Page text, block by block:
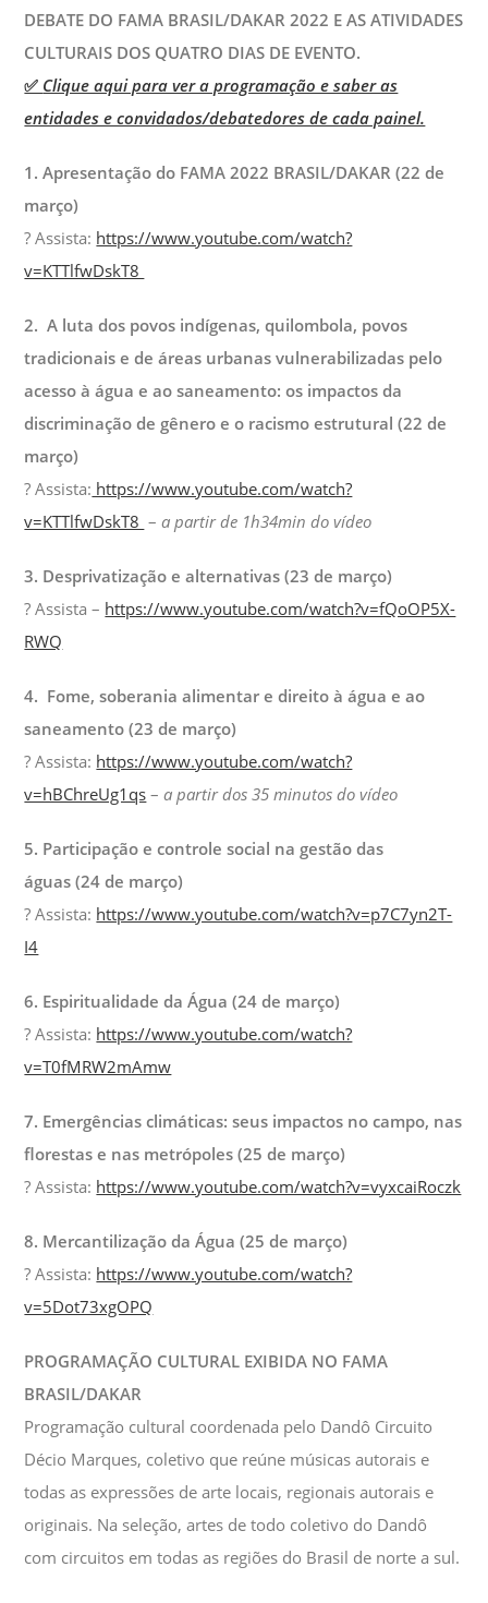
DEBATE DO FAMA BRASIL/DAKAR 2022 E AS ATIVIDADES
CULTURAIS DOS QUATRO DIAS DE EVENTO.
✅ Clique aqui para ver a programação e saber as
entidades e convidados/debatedores de cada painel.
1. Apresentação do FAMA 2022 BRASIL/DAKAR (22 de
março)
? Assista: https://www.youtube.com/watch?
v=KTTlfwDskT8
2. A luta dos povos indígenas, quilombola, povos
tradicionais e de áreas urbanas vulnerabilizadas pelo
acesso à água e ao saneamento: os impactos da
discriminação de gênero e o racismo estrutural (22 de
março)
? Assista: https://www.youtube.com/watch?
v=KTTlfwDskT8 –a partir de 1h34min do vídeo
3. Desprivatização e alternativas (23 de março)
? Assista – https://www.youtube.com/watch?v=fQoOP5X-
RWQ
4. Fome, soberania alimentar e direito à água e ao
saneamento (23 de março)
? Assista: https://www.youtube.com/watch?
v=hBChreUg1qs – a partir dos 35 minutos do vídeo
5. Participação e controle social na gestão das
águas (24 de março)
? Assista: https://www.youtube.com/watch?v=p7C7yn2T-
I4
6. Espiritualidade da Água (24 de março)
? Assista: https://www.youtube.com/watch?
v=T0fMRW2mAmw
7. Emergências climáticas: seus impactos no campo, nas
florestas e nas metrópoles (25 de março)
? Assista: https://www.youtube.com/watch?v=vyxcaiRoczk
8. Mercantilização da Água (25 de março)
? Assista: https://www.youtube.com/watch?
v=5Dot73xgOPQ
PROGRAMAÇÃO CULTURAL EXIBIDA NO FAMA
BRASIL/DAKAR
Programação cultural coordenada pelo Dandô Circuito
Décio Marques, coletivo que reúne músicas autorais e
todas as expressões de arte locais, regionais autorais e
originais. Na seleção, artes de todo coletivo do Dandô
com circuitos em todas as regiões do Brasil de norte a sul.